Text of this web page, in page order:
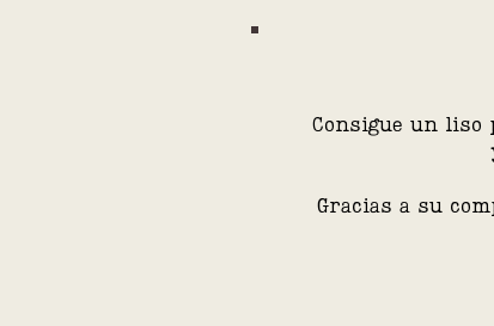
Consigue un
Gracias a su